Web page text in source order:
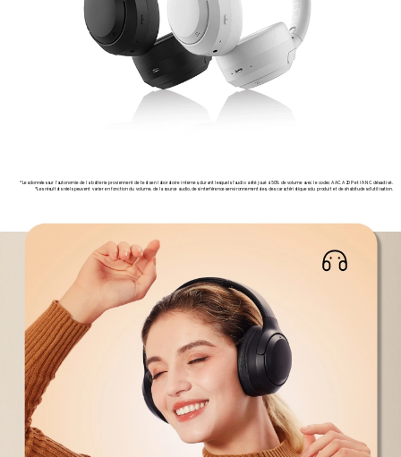
*Les données sur l'autonomie de la batterie proviennent de tests en laboratoire internes, durant lesquels l'audio a été joué à 50% de volume avec le codec AAC A2DP et l'ANC désactivé.
*Les résultats réels peuvent varier en fonction du volume, de la source audio, des interférences environnementales, des caractéristiques du produit et des habitudes d'utilisation.